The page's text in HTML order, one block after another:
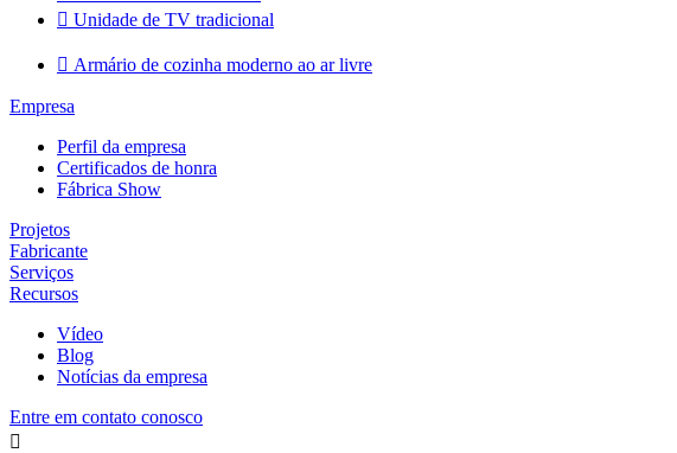
 Unidade de TV tradicional
 Armário de cozinha moderno ao ar livre
Empresa
Perfil da empresa
Certificados de honra
Fábrica Show
Projetos
Fabricante
Serviços
Recursos
Vídeo
Blog
Notícias da empresa
Entre em contato conosco
